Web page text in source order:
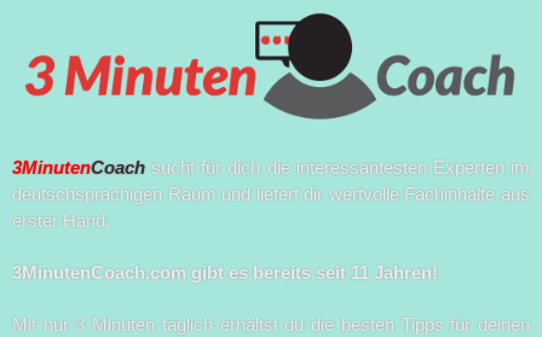
3MinutenCoach sucht für dich die interessantesten Experten im
deutschsprachigen Raum und liefert dir wertvolle Fachinhalte aus
erster Hand.
3MinutenCoach.com gibt es bereits seit 11 Jahren!
Mit nur 3 Minuten täglich erhältst du die besten Tipps für deinen